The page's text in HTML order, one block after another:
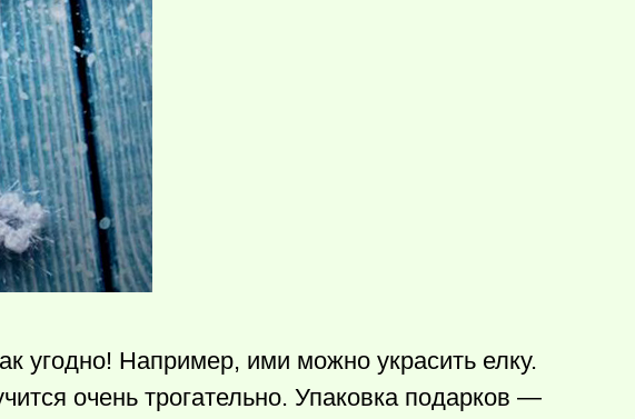
угодно! Например, ими можно украсить елку.
очень трогательно. Упаковка подарков —